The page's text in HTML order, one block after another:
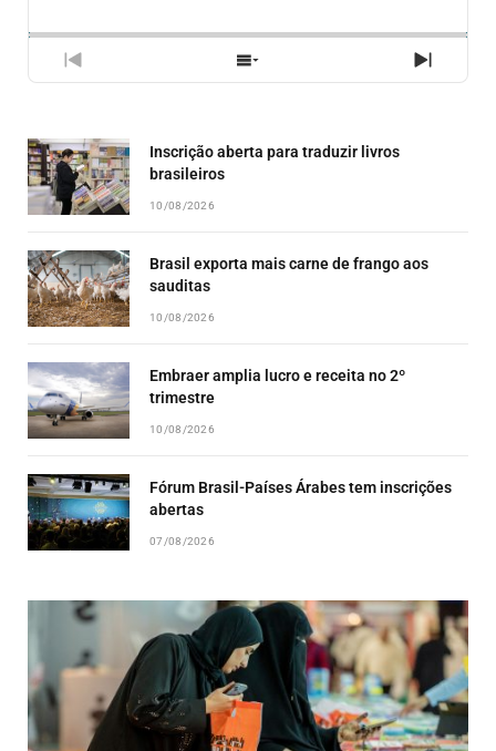
PREVIOUS
EPISODE
SHOW
EPISODES
NEXT
Inscrição aberta para traduzir livros
brasileiros
10/08/2026
Brasil exporta mais carne de frango aos
sauditas
10/08/2026
Embraer amplia lucro e receita no 2º
trimestre
10/08/2026
Fórum Brasil-Países Árabes tem inscrições
abertas
07/08/2026